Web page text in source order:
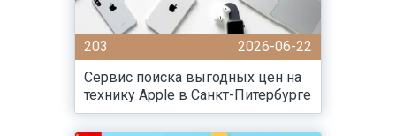
203
2026-06-22
Сервис поиска выгодных цен на
технику Apple в Санкт-Питербурге